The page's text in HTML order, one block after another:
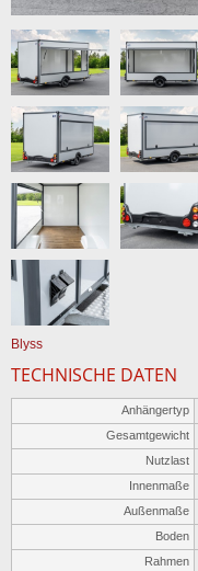
Blyss
TECHNISCHE DATEN
Anhängertyp
Gesamtgewicht
Nutzlast
Innenmaße
Außenmaße
Boden
Rahmen